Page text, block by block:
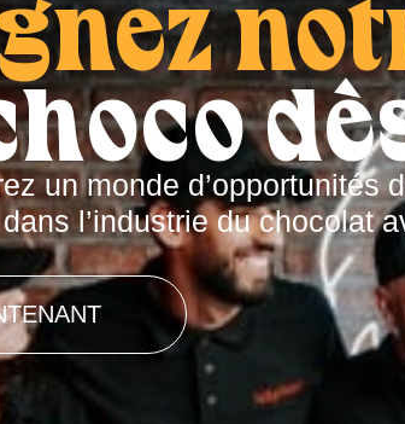
un monde d’opportunités
dans l’industrie du chocolat